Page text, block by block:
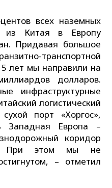
всех наземных
из Китая в Европу
Придавая большое
транспортной
лет мы направили на
долларов.
инфраструктурные
логистический
порт «Хоргос»,
Западная Европа –
коридор
При этом мы не
– отметил